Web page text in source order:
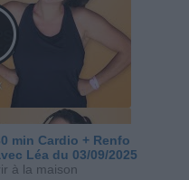
min Cardio + Renfo
Léa du 03/09/2025
à la maison